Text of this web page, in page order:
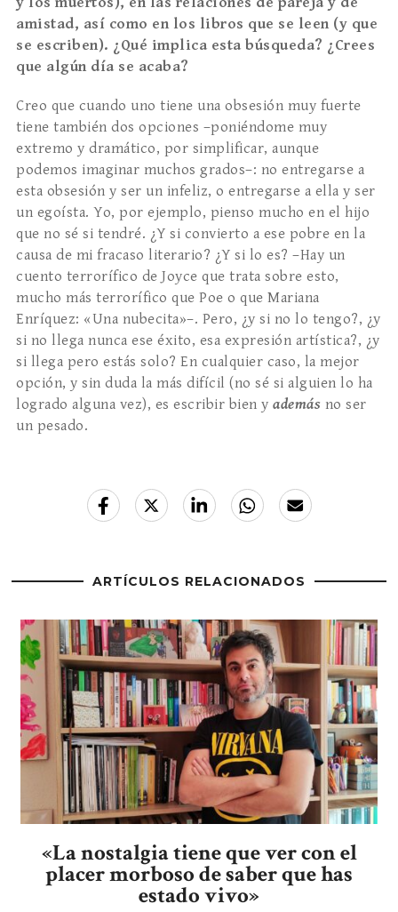
amistad, así como en los libros que se leen (y que
se escriben). ¿ Qué implica esta búsqueda? ¿Crees
que algún día se acaba?
Creo que cuando uno tiene una obsesión muy fuerte
tiene también dos opciones –poniéndome muy
extremo y dramático, por simplificar, aunque
podemos imaginar muchos grados–: no entregarse a
esta obsesión y ser un infeliz, o entregarse a ella y ser
un egoísta. Yo, por ejemplo, pienso mucho en el hijo
que no sé si tendré. ¿Y si convierto a ese pobre en la
causa de mi fracaso literario? ¿Y si lo es? –Hay un
cuento terrorífico de Joyce que trata sobre esto,
mucho más terrorífico que Poe o que Mariana
Enríquez: «Una nubecita»–. Pero, ¿y si no lo tengo?, ¿y
si no llega nunca ese éxito, esa expresión artística?, ¿y
si llega pero estás solo? En cualquier caso, la mejor
opción, y sin duda la más difícil (no sé si alguien lo ha
logrado alguna vez), es escribir bien y además no ser
un pesado.
ARTÍCULOS RELACIONADOS
«La nostalgia tiene que ver con el
placer morboso de saber que has
estado vivo»